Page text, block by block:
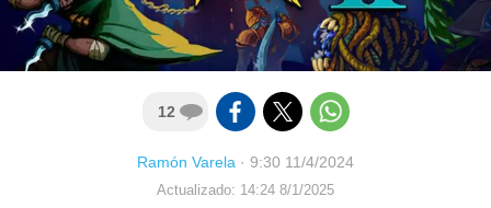
12
Ramón Varela · 9:30 11/4/2024
Actualizado: 14:24 8/1/2025